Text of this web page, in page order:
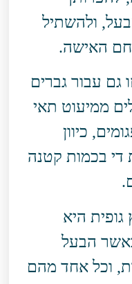
ולהשתיל
האישה.
עבור גברים
ממיעוט תאי
כיוון
די בכמות קטנה
גופית היא
הבעל
וכל אחד מהם